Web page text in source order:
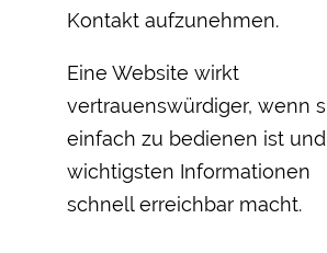
Kontakt aufzunehmen.
Eine Website wirkt
vertrauenswürdiger, wenn
einfach zu bedienen ist
wichtigsten Informationen
schnell erreichbar macht.